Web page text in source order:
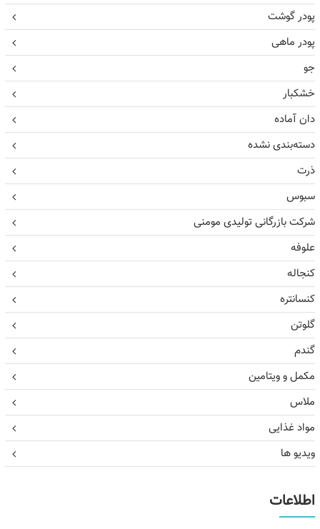
پودر گوشت
پودر ماهی
جو
خشکبار
دان آماده
دسته‌بندی نشده
ذرت
سبوس
شرکت بازرگانی تولیدی مومنی
علوفه
کنجاله
کنسانتره
گلوتن
گندم
مکمل و ویتامین
ملاس
مواد غذایی
ویدیو ها
اطلاعات